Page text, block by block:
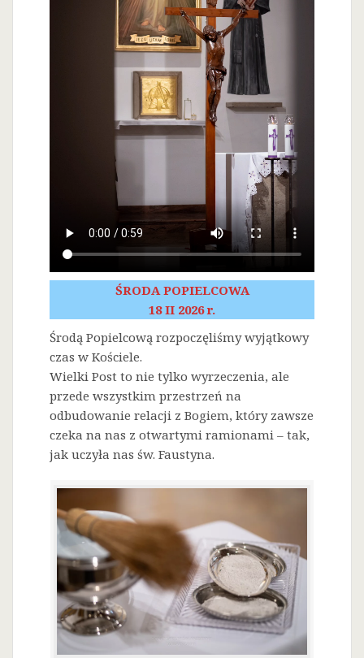
ŚRODA POPIELCOWA
18 II 2026 r.
Środą Popielcową rozpoczęliśmy wyjątkowy
czas w Kościele.
Wielki Post to nie tylko wyrzeczenia, ale
przede wszystkim przestrzeń na
odbudowanie relacji z Bogiem, który zawsze
czeka na nas z otwartymi ramionami – tak,
jak uczyła nas św. Faustyna.